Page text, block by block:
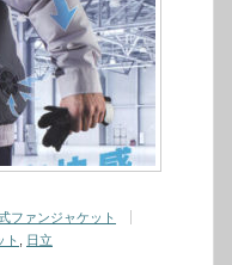
ファンジャケット
ト 日立